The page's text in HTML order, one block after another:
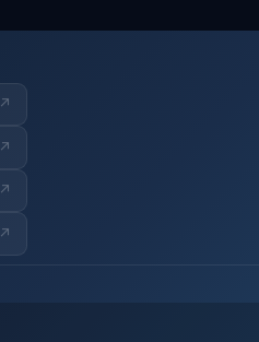
↗
↗
↗
↗